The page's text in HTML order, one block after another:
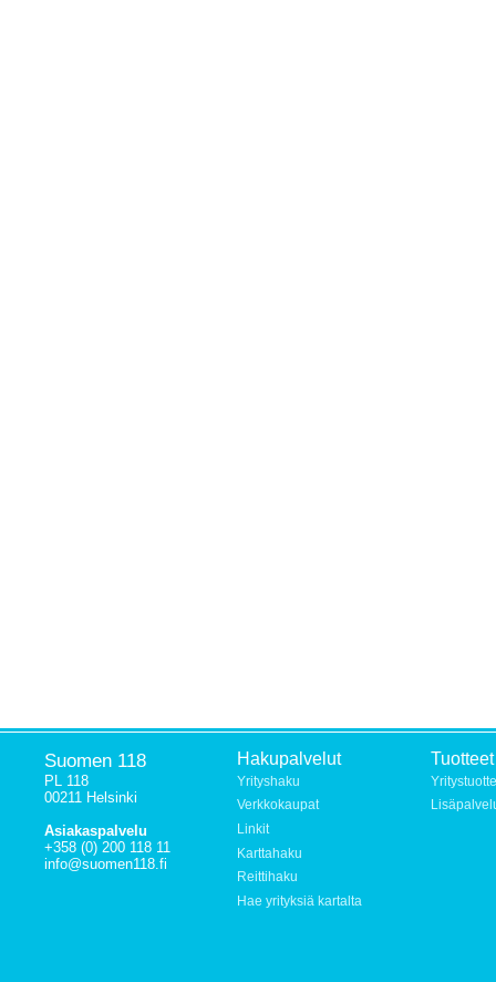
Suomen 118
PL 118
00211 Helsinki
Asiakaspalvelu
+358 (0) 200 118 11
info@suomen118.fi
Hakupalvelut
Yrityshaku
Verkkokaupat
Linkit
Karttahaku
Reittihaku
Hae yrityksiä kartalta